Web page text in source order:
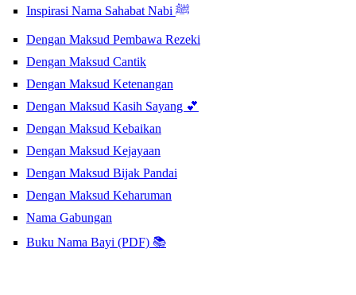
Inspirasi Nama Sahabat Nabi ﷺ
Dengan Maksud Pembawa Rezeki
Dengan Maksud Cantik
Dengan Maksud Ketenangan
Dengan Maksud Kasih Sayang 💕
Dengan Maksud Kebaikan
Dengan Maksud Kejayaan
Dengan Maksud Bijak Pandai
Dengan Maksud Keharuman
Nama Gabungan
Buku Nama Bayi (PDF) 📚